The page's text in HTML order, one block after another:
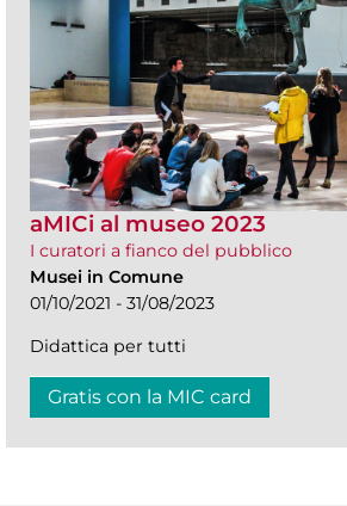
aMICi al museo 2023
I curatori a fianco del pubblico
Musei in Comune
01/10/2021 - 31/08/2023
Didattica per tutti
Gratis con la MIC card